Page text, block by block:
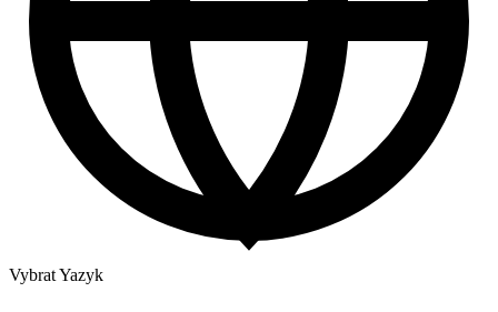
Vybrat Yazyk